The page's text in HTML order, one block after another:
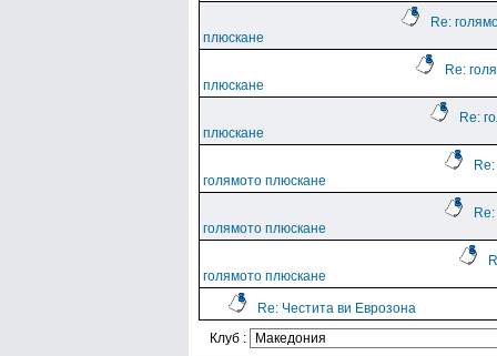
Re:
плюскане
Re:
плюскане
Re:
плюскане
Re:
голямото плюскане
Re:
голямото плюскане
голямото плюскане
Re: Честита ви Еврозона
Клуб :